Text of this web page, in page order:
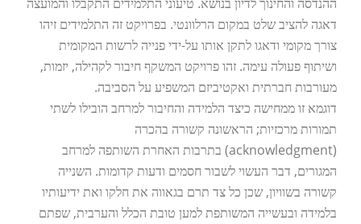
דאגה להציב שלט במקום הרלוונטי. בפרויקט זה התלמידים זיהו
צורך מקומי ודאגו לתקן אותו על-ידי פנייה לרשות המקומית
ושיתוף פעולה עימה. זהו פרויקט המשקף חיבור לקהילה, יזמות,
מעורבות חברתית ואקטיביזם המשפיע על הסביבה.
דוגמא זו ממחישה כיצד הלמידה והחיבור למרחב הובילו לשתי
תמורות מרכזיות; הראשונה קשורה בהכרה
(acknowledgment) בתרבות האחרת השותפה למרחב
המגורים, דבר העשוי לשבור חסמים ודעות קדומות. השנייה
קשורה בשוויון, שכן כל צד תרם בגאווה את חלקו ואת ידיעותיו
בלמידה ובעשייה המשותפת למען טובת הכלל והערבית, שפתם